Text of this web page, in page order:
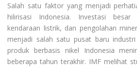
Salah satu faktor yang menjadi
hilirisasi Indonesia. Investasi
kendaraan listrik, dan pengolahan
menjadi salah satu pusat baru
produk berbasis nikel Indonesia
beberapa tahun terakhir. IMF melihat